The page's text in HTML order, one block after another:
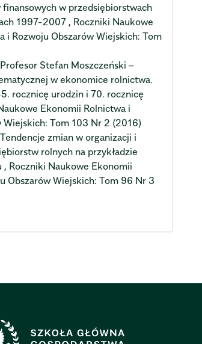
w przedsiębiorstwach
1997-2007 , Roczniki Naukowe
i Rozwoju Obszarów Wiejskich: Tom
Profesor Stefan Moszczeński –
w ekonomice rolnictwa.
rocznicę urodzin i 70. rocznicę
Ekonomii Rolnictwa i
Wiejskich: Tom 103 Nr 2 (2016)
Tendencje zmian w organizacji i
rolnych na przykładzie
, Roczniki Naukowe Ekonomii
Obszarów Wiejskich: Tom 96 Nr 3